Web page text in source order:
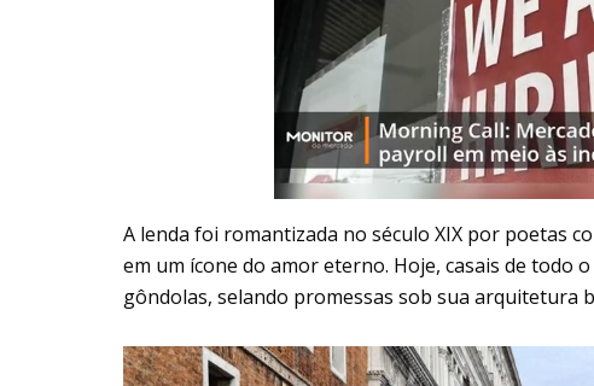
A lenda foi romantizada no século XIX por poetas
em um ícone do amor eterno. Hoje, casais de todo
gôndolas, selando promessas sob sua arquitetura